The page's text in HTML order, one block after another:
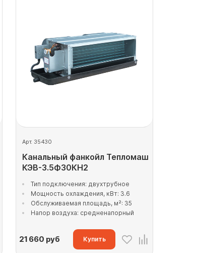
Арт. 35430
Канальный фанкойл Тепломаш
КЭВ-3.5Ф30КН2
Тип подключения: двухтрубное
Мощность охлаждения, кВт: 3.6
Обслуживаемая площадь, м²: 35
Напор воздуха: средненапорный
21 660 руб Купить